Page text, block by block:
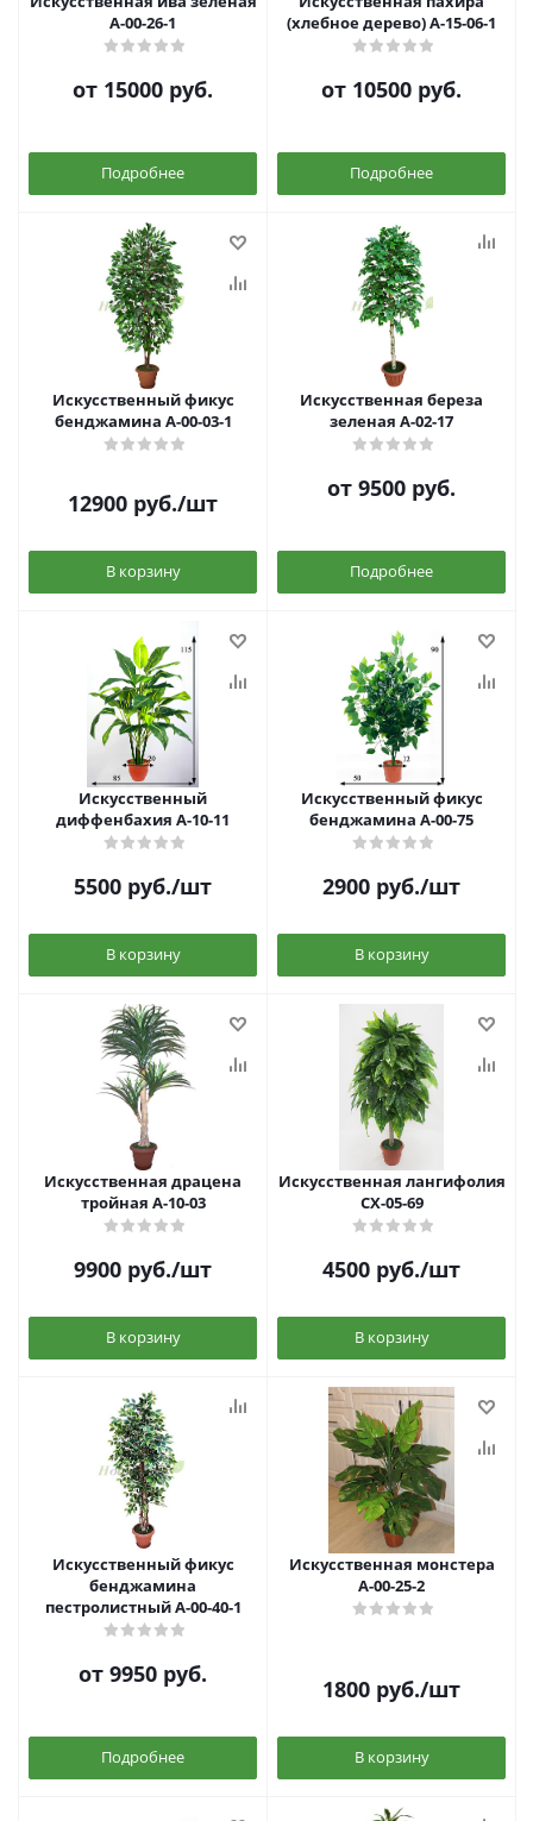
А-00-26-1
от 15000 руб.
Подробнее
(хлебное дерево) А-15-06-1
от 10500 руб.
Подробнее
Искусственный фикус
бенджамина А-00-03-1
12900 руб./шт
В корзину
Искусственная береза
зеленая А-02-17
от 9500 руб.
Подробнее
Искусственный
диффенбахия А-10-11
5500 руб./шт
В корзину
Искусственный фикус
бенджамина А-00-75
2900 руб./шт
В корзину
Искусственная драцена
тройная А-10-03
9900 руб./шт
В корзину
Искусственная лангифолия
СХ-05-69
4500 руб./шт
В корзину
Искусственный фикус
бенджамина
пестролистный А-00-40-1
от 9950 руб.
Подробнее
Искусственная монстера
А-00-25-2
1800 руб./шт
В корзину